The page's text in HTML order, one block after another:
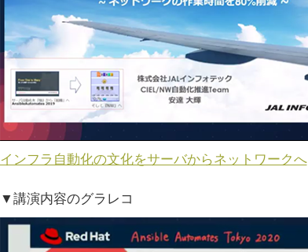
インフラ自動化の文化をサーバからネットワークへ
▼講演内容のグラレコ